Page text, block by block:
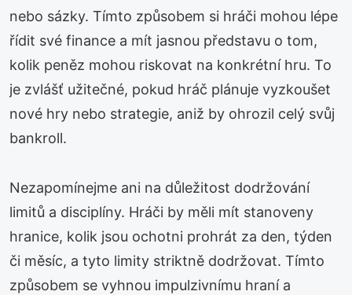
nebo sázky. Tímto způsobem si hráči mohou lépe
řídit své finance a mít jasnou představu o tom,
kolik peněz mohou riskovat na konkrétní hru. To
je zvlášť užitečné, pokud hráč plánuje vyzkoušet
nové hry nebo strategie, aniž by ohrozil celý svůj
bankroll.
Nezapomínejme ani na důležitost dodržování
limitů a disciplíny. Hráči by měli mít stanoveny
hranice, kolik jsou ochotni prohrát za den, týden
či měsíc, a tyto limity striktně dodržovat. Tímto
způsobem se vyhnou impulzivnímu hraní a